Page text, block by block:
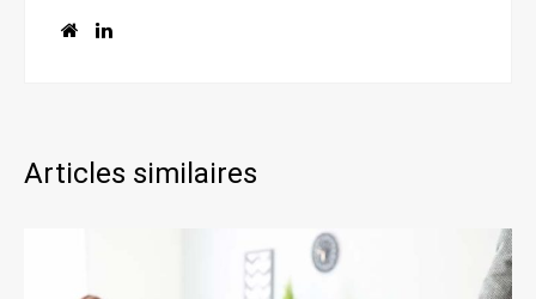
Articles similaires